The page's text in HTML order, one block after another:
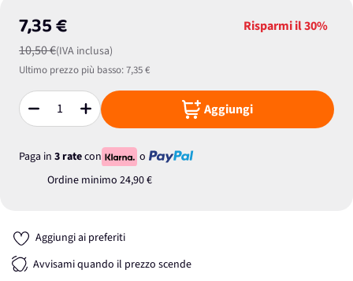
7,35 €
10,50 €(IVA inclusa)
Risparmi il30%
Ultimo prezzo più basso:7,35 €
Quantità Aggiungi
Paga in 3 ratecon
o
Ordine minimo 24,90 €
Aggiungi ai preferiti
Avvisami quando il prezzo scende